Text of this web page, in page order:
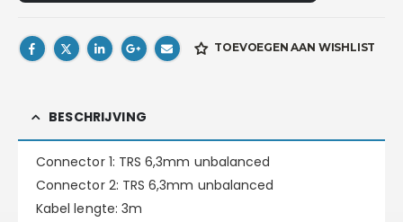
TOEVOEGEN AAN WISHLIST
BESCHRIJVING
Connector 1: TRS 6,3mm unbalanced
Connector 2: TRS 6,3mm unbalanced
Kabel lengte: 3m